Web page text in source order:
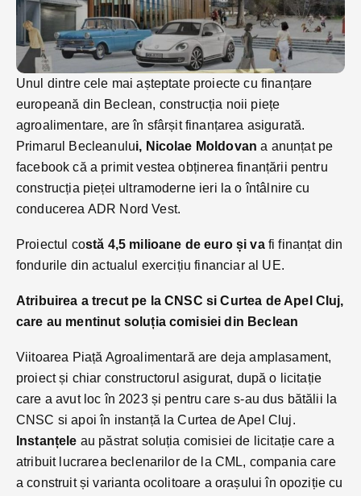
Unul dintre cele mai așteptate proiecte cu finanțare
europeană din Beclean, construcția noii piețe
agroalimentare, are în sfârșit finanțarea asigurată.
Primarul Becleanului, Nicolae Moldovana anunțat pe
facebook că a primit vestea obținerea finanțării pentru
construcția pieței ultramoderne ieri la o întâlnire cu
conducerea ADR Nord Vest.
Proiectul costă 4,5 milioane de euro și va fi finanțat din
fondurile din actualul exercițiu financiar al UE.
Atribuirea a trecut pe la CNSC si Curtea de Apel Cluj,
care au mentinut soluția comisiei din Beclean
Viitoarea Piață Agroalimentară are deja amplasament,
proiect și chiar constructorul asigurat, după o licitație
care a avut loc în 2023 și pentru care s-au dus bătălii la
CNSC si apoi în instanță la Curtea de Apel Cluj.
Instanțele au păstrat soluția comisiei de licitație care a
atribuit lucrarea beclenarilor de la CML, compania care
a construit și varianta ocolitoare a orașului în opoziție cu